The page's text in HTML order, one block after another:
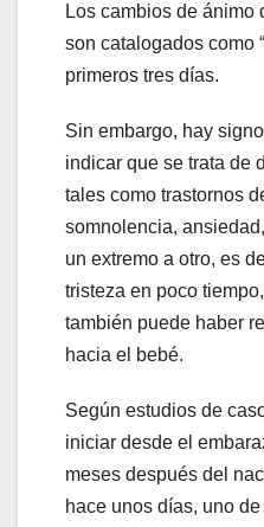
Los cambios de ánimo
son catalogados como
primeros tres días.
Sin embargo, hay
indicar que se trata de
tales como trastornos
somnolencia,
un extremo a otro, es
tristeza en poco
también puede haber
hacia el bebé.
Según estudios de
iniciar desde el
meses después del
hace unos días, uno